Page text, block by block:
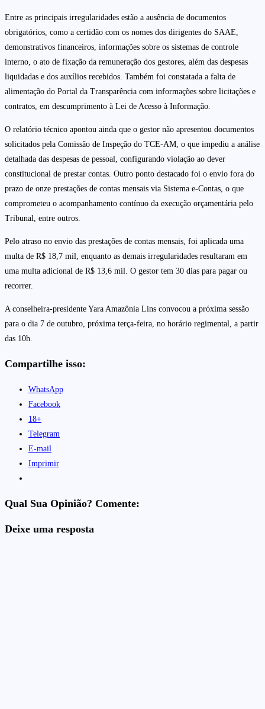
Entre as principais irregularidades estão a ausência de documentos
obrigatórios, como a certidão com os nomes dos dirigentes do SAAE,
demonstrativos financeiros, informações sobre os sistemas de controle
interno, o ato de fixação da remuneração dos gestores, além das despesas
liquidadas e dos auxílios recebidos. Também foi constatada a falta de
alimentação do Portal da Transparência com informações sobre licitações e
contratos, em descumprimento à Lei de Acesso à Informação.
O relatório técnico apontou ainda que o gestor não apresentou documentos
solicitados pela Comissão de Inspeção do TCE-AM, o que impediu a análise
detalhada das despesas de pessoal, configurando violação ao dever
constitucional de prestar contas. Outro ponto destacado foi o envio fora do
prazo de onze prestações de contas mensais via Sistema e-Contas, o que
comprometeu o acompanhamento contínuo da execução orçamentária pelo
Tribunal, entre outros.
Pelo atraso no envio das prestações de contas mensais, foi aplicada uma
multa de R$ 18,7 mil, enquanto as demais irregularidades resultaram em
uma multa adicional de R$ 13,6 mil. O gestor tem 30 dias para pagar ou
recorrer.
A conselheira-presidente Yara Amazônia Lins convocou a próxima sessão
para o dia 7 de outubro, próxima terça-feira, no horário regimental, a partir
das 10h.
Compartilhe isso:
WhatsApp
Facebook
18+
Telegram
E-mail
Imprimir
Qual Sua Opinião? Comente:
Deixe uma resposta